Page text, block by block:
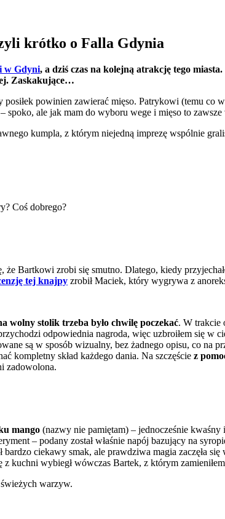
krótko o Falla Gdynia
w Gdyni, a dziś czas na kolejną atrakcję tego
Zaskakujące…
powinien zawierać mięso. Patrykowi (temu co
spoko, ale jak mam do wyboru wege i mięso to
kumpla, z którym niejedną imprezę wspólnie
Coś dobrego?
że Bartkowi zrobi się smutno. Dlatego, kiedy
tej knajpy zrobił Maciek, który wygrywa z
wolny stolik trzeba było chwilę poczekać. W trakcie
odpowiednia nagroda, więc uzbroiłem się w
są w sposób wizualny, bez żadnego opisu, co
kompletny skład każdego dania. Na szczęście z
zadowolona.
mango (nazwy nie pamiętam) – jednocześnie
– podany został właśnie napój bazujący na
ciekawy smak, ale prawdziwa magia zaczęła
wybiegł wówczas Bartek, z którym
warzyw.